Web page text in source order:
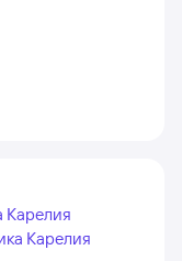
Карелия
Карелия